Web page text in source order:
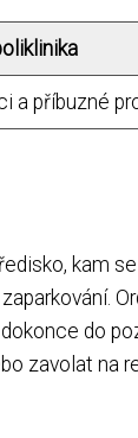
a příbuzné
kam
do
zavolat na